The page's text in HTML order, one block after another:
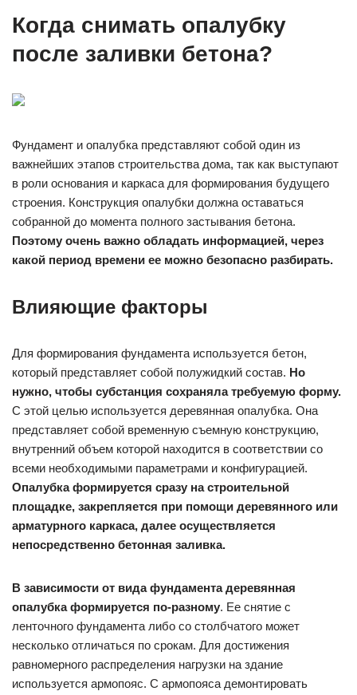
Когда снимать опалубку
после заливки бетона?
Фундамент и опалубка представляют собой один из
важнейших этапов строительства дома, так как выступают
в роли основания и каркаса для формирования будущего
строения. Конструкция опалубки должна оставаться
собранной до момента полного застывания бетона.
Поэтому очень важно обладать информацией, через
какой период времени ее можно безопасно разбирать.
Влияющие факторы
Для формирования фундамента используется бетон,
который представляет собой полужидкий состав. Но
нужно, чтобы субстанция сохраняла требуемую форму.
С этой целью используется деревянная опалубка. Она
представляет собой временную съемную конструкцию,
внутренний объем которой находится в соответствии со
всеми необходимыми параметрами и конфигурацией.
Опалубка формируется сразу на строительной
площадке, закрепляется при помощи деревянного или
арматурного каркаса, далее осуществляется
непосредственно бетонная заливка.
В зависимости от вида фундамента деревянная
опалубка формируется по-разному. Ее снятие с
ленточного фундамента либо со столбчатого может
несколько отличаться по срокам. Для достижения
равномерного распределения нагрузки на здание
используется армопояс. С армопояса демонтировать